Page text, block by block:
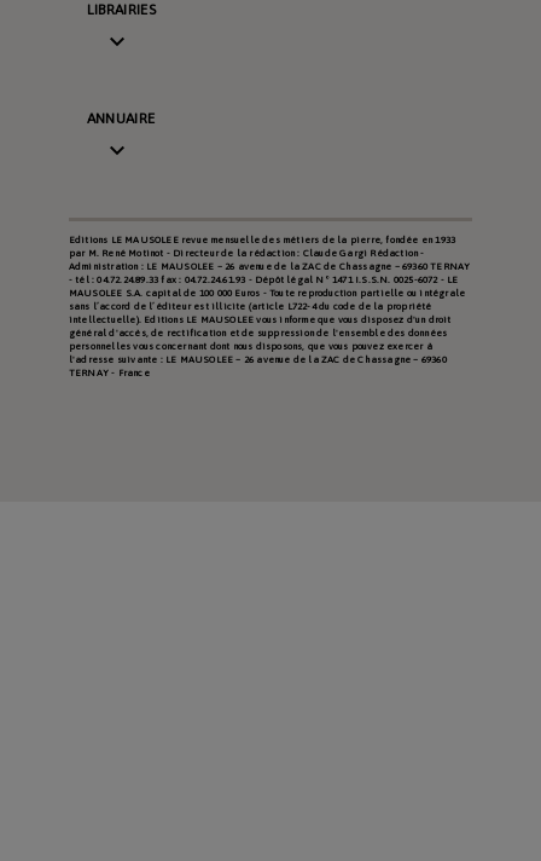
LIBRAIRIES

ANNUAIRE

Editions LE MAUSOLEE revue mensuelle des métiers de la pierre, fondée en 1933
par M. René Motinot - Directeur de la rédaction : Claude Gargi Rédaction -
Administration : LE MAUSOLEE – 26 avenue de la ZAC de Chassagne – 69360 TERNAY
- tél : 04.72.24.89.33 fax : 04.72.24.61.93 - Dépôt légal N° 1471 I.S.S.N. 0025-6072 - LE
MAUSOLEE S.A. capital de 100 000 Euros - Toute reproduction partielle ou intégrale
sans l’accord de l’éditeur est illicite (article L722-4 du code de la propriété
intellectuelle). Editions LE MAUSOLEE vous informe que vous disposez d'un droit
général d'accès, de rectification et de suppression de l'ensemble des données
personnelles vous concernant dont nous disposons, que vous pouvez exercer à
l'adresse suivante : LE MAUSOLEE – 26 avenue de la ZAC de Chassagne – 69360
TERNAY - France